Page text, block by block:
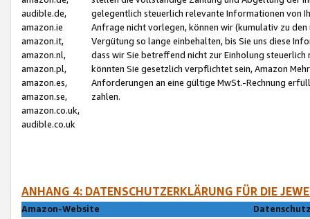
audible.de,
amazon.ie
amazon.it,
amazon.nl,
amazon.pl,
amazon.es,
amazon.se,
amazon.co.uk,
audible.co.uk
gelegentlich steuerlich relevante Informationen von
Anfrage nicht vorlegen, können wir (kumulativ zu
Vergütung so lange einbehalten, bis Sie uns diese
dass wir Sie betreffend nicht zur Einholung
könnten Sie gesetzlich verpflichtet sein, Amazon
Anforderungen an eine gültige MwSt.-Rechnung
zahlen.
ANHANG 4: DATENSCHUTZERKLÄRUNG FÜR DIE
Amazon-Website